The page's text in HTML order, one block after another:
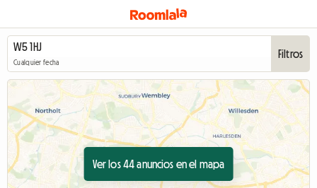
Cualquier fecha
Filtros
Ver los 44 anuncios en el mapa